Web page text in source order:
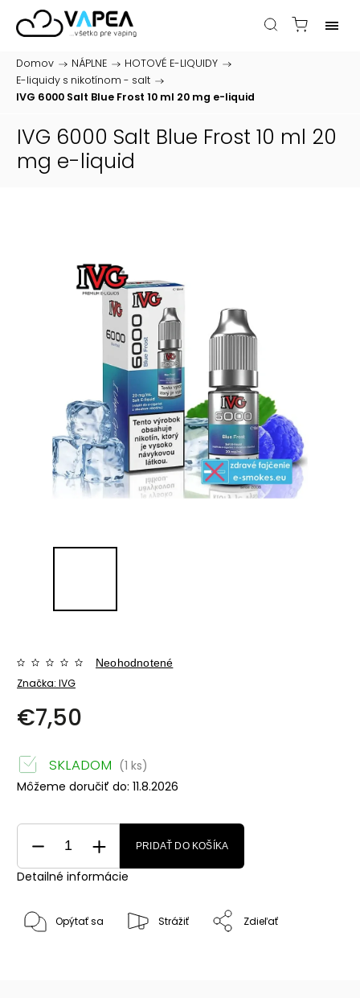
Domov / NÁPLNE / HOTOVÉ E-LIQUIDY /
E-liquidy s nikotínom - salt /
IVG 6000 Salt Blue Frost 10 ml 20 mg e-liquid
IVG 6000 Salt Blue Frost 10 ml 20
mg e-liquid
Značka: IVG
Neohodnotené
€7,50
SKLADOM (1 ks)
Môžeme doručiť do: 11.8.2026
PRIDAŤ DO KOŠÍKA
Detailné informácie
Opýtať sa Strážiť Zdieľať